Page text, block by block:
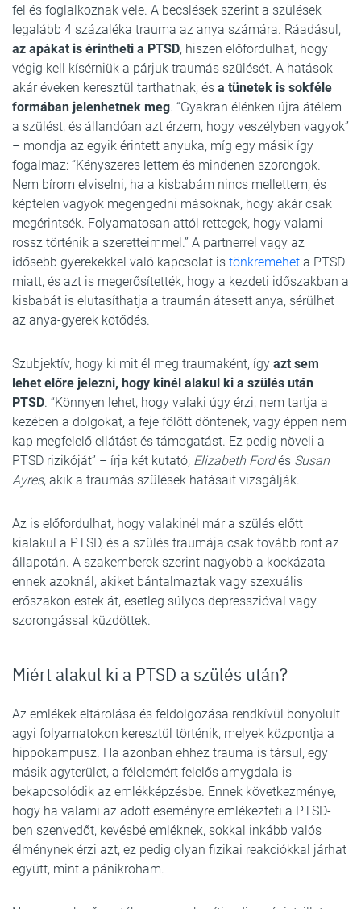
fel és foglalkoznak vele. A becslések szerint a szülések
legalább 4 százaléka trauma az anya számára. Ráadásul,
az apákat is érintheti a PTSD, hiszen előfordulhat, hogy
végig kell kísérniük a párjuk traumás szülését. A hatások
akár éveken keresztül tarthatnak, és a tünetek is sokféle
formában jelenhetnek meg. “Gyakran élénken újra átélem
a szülést, és állandóan azt érzem, hogy veszélyben vagyok”
– mondja az egyik érintett anyuka, míg egy másik így
fogalmaz: “Kényszeres lettem és mindenen szorongok.
Nem bírom elviselni, ha a kisbabám nincs mellettem, és
képtelen vagyok megengedni másoknak, hogy akár csak
megérintsék. Folyamatosan attól rettegek, hogy valami
rossz történik a szeretteimmel.” A partnerrel vagy az
idősebb gyerekekkel való kapcsolat is tönkremehet a PTSD
miatt, és azt is megerősítették, hogy a kezdeti időszakban a
kisbabát is elutasíthatja a traumán átesett anya, sérülhet
az anya-gyerek kötődés.
Szubjektív, hogy ki mit él meg traumaként, így azt sem
lehet előre jelezni, hogy kinél alakul ki a szülés után
PTSD. “Könnyen lehet, hogy valaki úgy érzi, nem tartja a
kezében a dolgokat, a feje fölött döntenek, vagy éppen nem
kap megfelelő ellátást és támogatást. Ez pedig növeli a
PTSD rizikóját” – írja két kutató, Elizabeth Fordés Susan
Ayres, akik a traumás szülések hatásait vizsgálják.
Az is előfordulhat, hogy valakinél már a szülés előtt
kialakul a PTSD, és a szülés traumája csak tovább ront az
állapotán. A szakemberek szerint nagyobb a kockázata
ennek azoknál, akiket bántalmaztak vagy szexuális
erőszakon estek át, esetleg súlyos depresszióval vagy
szorongással küzdöttek.
Miért alakul ki a PTSD a szülés után?
Az emlékek eltárolása és feldolgozása rendkívül bonyolult
agyi folyamatokon keresztül történik, melyek központja a
hippokampusz. Ha azonban ehhez trauma is társul, egy
másik agyterület, a félelemért felelős amygdala is
bekapcsolódik az emlékképzésbe. Ennek következménye,
hogy ha valami az adott eseményre emlékezteti a PTSD-
ben szenvedőt, kevésbé emléknek, sokkal inkább valós
élménynek érzi azt, ez pedig olyan fizikai reakciókkal járhat
együtt, mint a pánikroham.